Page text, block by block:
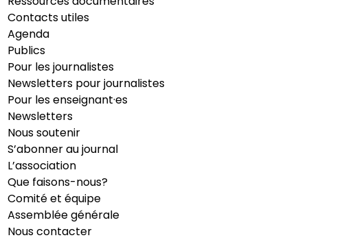
Contacts utiles
Agenda
Publics
Pour les journalistes
Newsletters pour journalistes
Pour les enseignant·es
Newsletters
Nous soutenir
S’abonner au journal
L’association
Que faisons-nous?
Comité et équipe
Assemblée générale
Nous contacter